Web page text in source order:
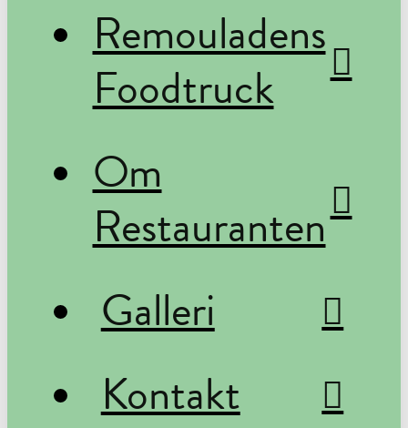
Remouladens
Foodtruck
Om
Restauranten
Galleri
Kontakt